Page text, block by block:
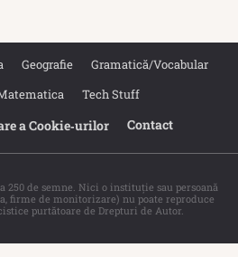
Geografie
Gramatică/Vocabular
Tech Stuff
a Cookie‐urilor Contact
250 de semne. Nici o instituţie sau persoană
firme de monitorizare) nu poate reproduce
purtătoare de Drepturi de Autor.